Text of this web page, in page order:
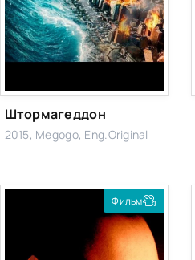
Штормагеддон
2015, Megogo, Eng.Original
Фильм